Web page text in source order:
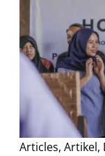
Articles, Artikel,